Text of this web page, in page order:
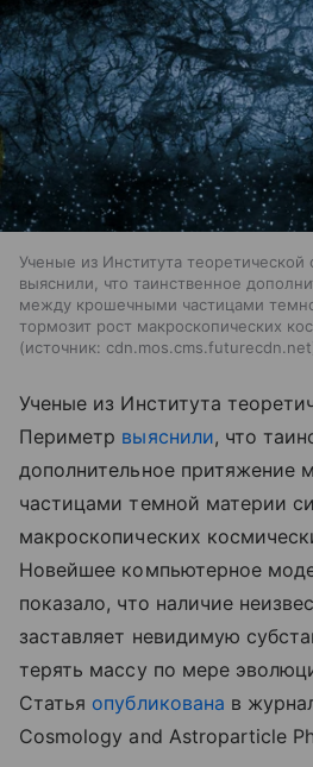
Ученые из Института
выяснили, что таинственное
между крошечными частицами
тормозит рост макроскопических
источник: cdn.mos.cms.futurecdn.net
Ученые из Института
Периметр выяснили, что
дополнительное
частицами темной материи
макроскопических
Новейшее компьютерное
показало, что наличие
заставляет невидимую
терять массу по мере
Статья опубликована в
Cosmology and Astroparticle